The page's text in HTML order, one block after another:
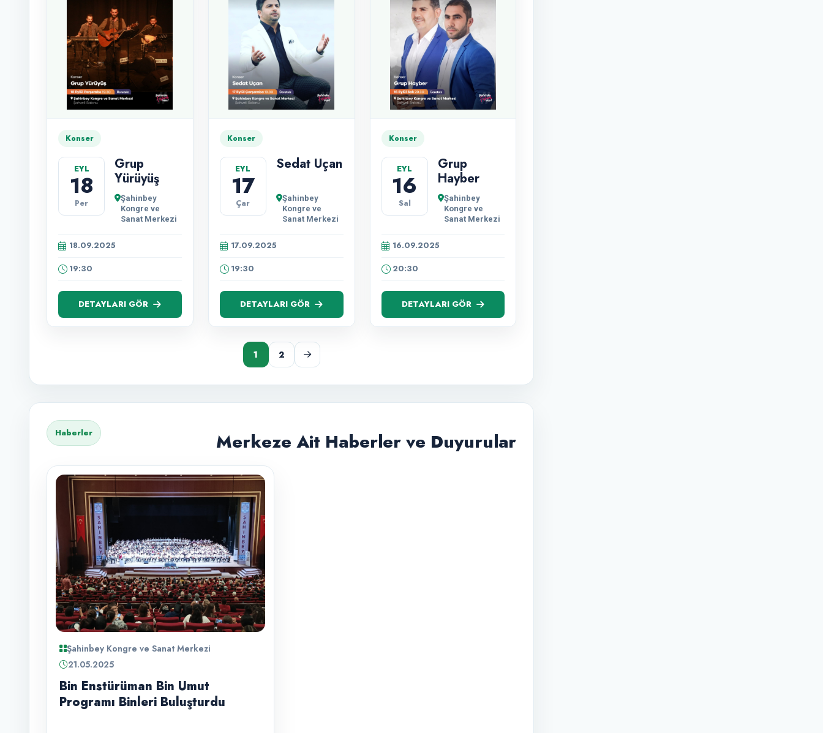
Konser
EYL
18
Per
Grup
Yürüyüş
Şahinbey
Kongre ve
Sanat Merkezi
18.09.2025
19:30
DETAYLARI GÖR
Konser
EYL
17
Çar
Sedat Uçan
Şahinbey
Kongre ve
Sanat Merkezi
17.09.2025
19:30
DETAYLARI GÖR
Konser
EYL
16
Sal
Grup
Hayber
Şahinbey
Kongre ve
Sanat Merkezi
16.09.2025
20:30
DETAYLARI GÖR
1 2
Haberler Merkeze Ait Haberler ve Duyurular
Şahinbey Kongre ve Sanat Merkezi
21.05.2025
Bin Enstürüman Bin Umut
Programı Binleri Buluşturdu